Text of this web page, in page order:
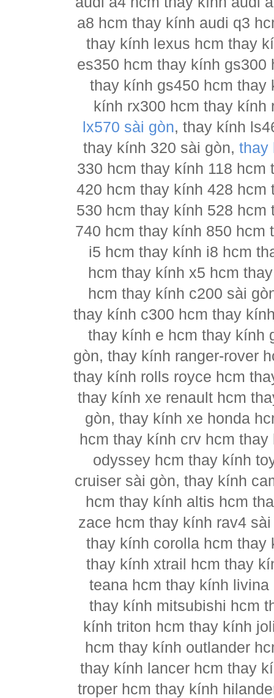
a8 hcm thay kính audi q3
thay kính lexus hcm thay
es350 hcm thay kính
thay kính gs450 hcm thay
kính rx300 hcm thay
lx570 sài gòn, thay kính
thay kính 320 sài gòn,thay
330 hcm thay kính 118
420 hcm thay kính 428
530 hcm thay kính 528
740 hcm thay kính 850
i5 hcm thay kính i8 hcm
hcm thay kính x5 hcm
hcm thay kính c200 sài
thay kính c300 hcm thay
thay kính e hcm thay kính
gòn, thay kính ranger-rover
thay kính rolls royce hcm
thay kính xe renault hcm
gòn, thay kính xe honda
hcm thay kính crv hcm
odyssey hcm thay kính
cruiser sài gòn, thay kính
hcm thay kính altis hcm
zace hcm thay kính rav4
thay kính corolla hcm
thay kính xtrail hcm thay
teana hcm thay kính
thay kính mitsubishi hcm
kính triton hcm thay kính
hcm thay kính outlander
thay kính lancer hcm thay
troper hcm thay kính